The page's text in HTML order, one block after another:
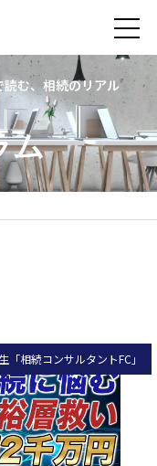
む、相続のリアル
ム
「相続コンサルタントFC」